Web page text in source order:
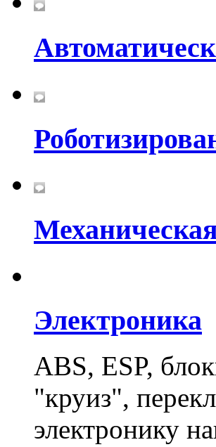
Электроника
ABS, ESP,
"круиз",
электронику